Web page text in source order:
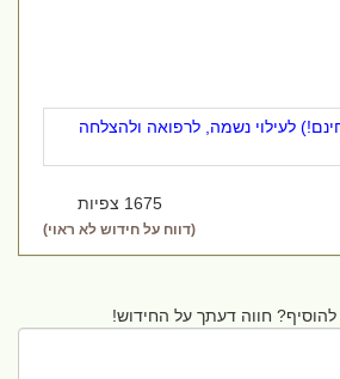
לעילוי נשמה, לרפואה ולהצלחה
1675 צפיות
(דווח על חידוש לא ראוי)
חווה דעתך על החידוש!